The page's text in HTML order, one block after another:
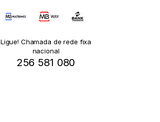
Ligue! Chamada de rede fixa
nacional
256 581 080